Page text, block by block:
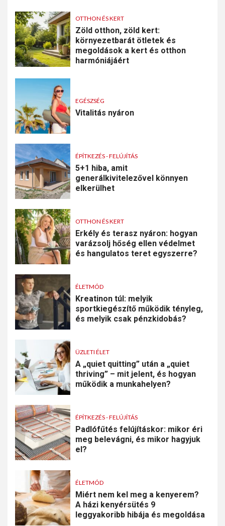
OTTHON ÉS KERT
Zöld otthon, zöld kert:
környezetbarát ötletek és
megoldások a kert és otthon
harmóniájáért
EGÉSZSÉG
Vitalitás nyáron
ÉPÍTKEZÉS - FELÚJÍTÁS
5+1 hiba, amit
generálkivitelezővel könnyen
elkerülhet
OTTHON ÉS KERT
Erkély és terasz nyáron: hogyan
varázsolj hőség ellen védelmet
és hangulatos teret egyszerre?
ÉLETMÓD
Kreatinon túl: melyik
sportkiegészítő működik tényleg,
és melyik csak pénzkidobás?
ÜZLETI ÉLET
A „quiet quitting” után a „quiet
thriving” – mit jelent, és hogyan
működik a munkahelyen?
ÉPÍTKEZÉS - FELÚJÍTÁS
Padlófűtés felújításkor: mikor éri
meg belevágni, és mikor hagyjuk
el?
ÉLETMÓD
Miért nem kel meg a kenyerem?
A házi kenyérsütés 9
leggyakoribb hibája és megoldása